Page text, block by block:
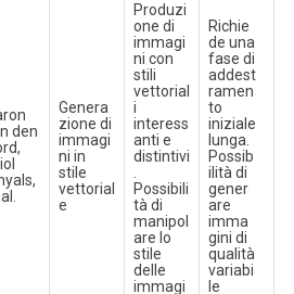
den
Genera
zione di
immagi
ni in
stile
vettorial
e
Produzi
one di
immagi
ni con
stili
vettorial
i
interess
anti e
distintivi
.
Possibili
tà di
manipol
are lo
stile
delle
immagi
Richie
de una
fase di
addest
ramen
to
iniziale
lunga.
Possib
ilità di
gener
are
imma
gini di
qualità
variabi
le